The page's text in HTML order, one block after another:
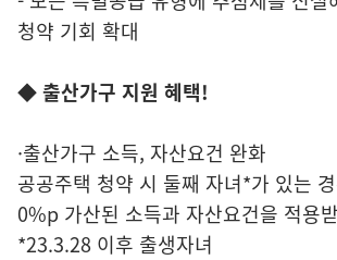
청약 기회 확대
◆ 출산가구 지원 혜택!
·출산가구 소득, 자산요건 완화
공공주택 청약 시 둘째 자녀*가 있는
0%p 가산된 소득과 자산요건을 적용
*23.3.28 이후 출생자녀